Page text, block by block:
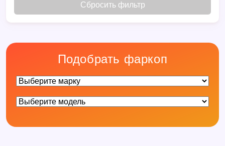
Сбросить фильтр
Подобрать фаркоп